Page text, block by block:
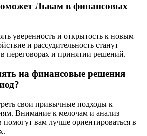
Львам в финансовых
уверенность и открытость к новым
и рассудительность станут
переговорах и принятии решений.
на финансовые решения
свои привычные подходы к
Внимание к мелочам и анализ
помогут вам лучше ориентироваться в